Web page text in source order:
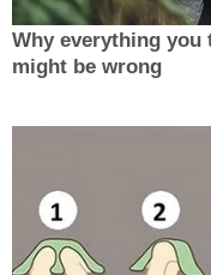
Why everything you
might be wrong